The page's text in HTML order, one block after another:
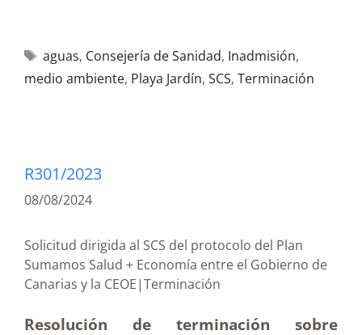
aguas, Consejería de Sanidad, Inadmisión,
medio ambiente, Playa Jardín, SCS, Terminación
R301/2023
08/08/2024
Solicitud dirigida al SCS del protocolo del Plan
Sumamos Salud + Economía entre el Gobierno de
Canarias y la CEOE|Terminación
Resolución de terminación sobre